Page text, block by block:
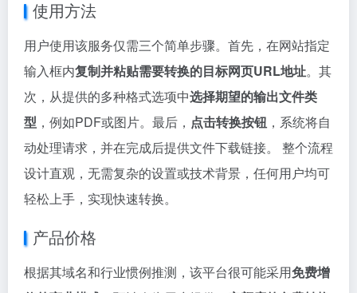
使用方法
用户使用该服务仅需三个简单步骤。首先，在网站指定
输入框内复制并粘贴需要转换的目标网页URL地址。其
次，从提供的多种格式选项中选择期望的输出文件类
型 ，例如PDF或图片。最后， 点击转换按钮 ，系统将自
动处理请求，并在完成后提供文件下载链接。 整个流程
设计直观，无需复杂的设置或技术背景，任何用户均可
轻松上手，实现快速转换。
产品价格
根据其域名和行业惯例推测，该平台很可能采用免费增